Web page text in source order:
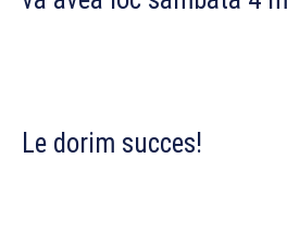
Le dorim succes!